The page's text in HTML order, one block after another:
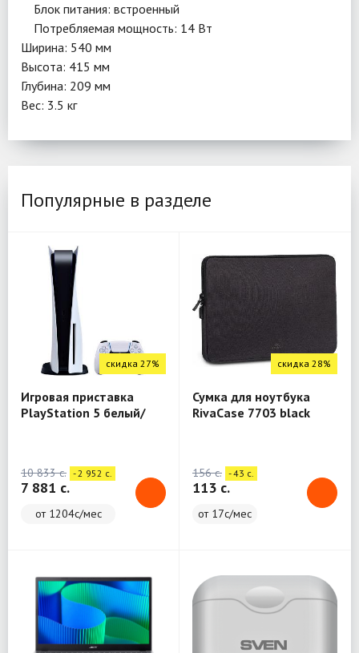
Блок питания: встроенный
Потребляемая мощность: 14 Вт
Ширина: 540 мм
Высота: 415 мм
Глубина: 209 мм
Вес: 3.5 кг
Популярные в разделе
скидка 27%
Игровая приставка
PlayStation 5 белый/
10 833 c. - 2 952 c.
7 881 c.
от 1204с/мес
скидка 28%
Сумка для ноутбука
RivaCase 7703 black
156 c. - 43 c.
113 c.
от 17с/мес